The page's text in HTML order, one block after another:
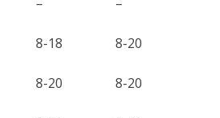
8-18 8-20
8-20 8-20